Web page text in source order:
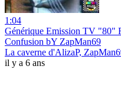
1:04
Générique Emission TV "80"
Confusion bY ZapMan69
La caverne d'AlizaP,
il y a 6 ans